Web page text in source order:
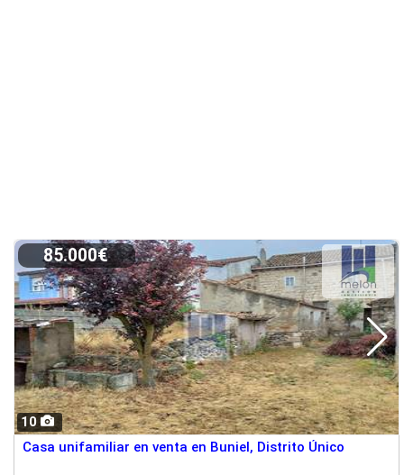
10
85.000€
Casa unifamiliar en venta en Buniel, Distrito Único